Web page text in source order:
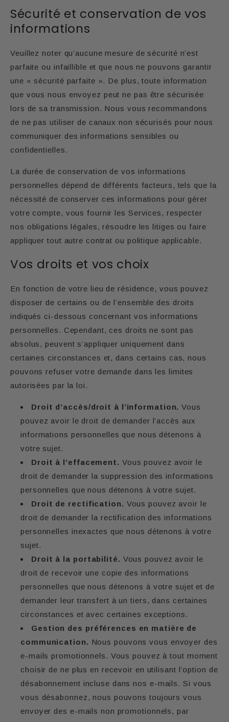
Sécurité et conservation de vos
informations
Veuillez noter qu’aucune mesure de sécurité n’est
parfaite ou infaillible et que nous ne pouvons garantir
une « sécurité parfaite ». De plus, toute information
que vous nous envoyez peut ne pas être sécurisée
lors de sa transmission. Nous vous recommandons
de ne pas utiliser de canaux non sécurisés pour nous
communiquer des informations sensibles ou
confidentielles.
La durée de conservation de vos informations
personnelles dépend de différents facteurs, tels que la
nécessité de conserver ces informations pour gérer
votre compte, vous fournir les Services, respecter
nos obligations légales, résoudre les litiges ou faire
appliquer tout autre contrat ou politique applicable.
Vos droits et vos choix
En fonction de votre lieu de résidence, vous pouvez
disposer de certains ou de l’ensemble des droits
indiqués ci-dessous concernant vos informations
personnelles. Cependant, ces droits ne sont pas
absolus, peuvent s’appliquer uniquement dans
certaines circonstances et, dans certains cas, nous
pouvons refuser votre demande dans les limites
autorisées par la loi.
Droit d’accès/droit à l’information. Vous
pouvez avoir le droit de demander l’accès aux
informations personnelles que nous détenons à
votre sujet.
Droit à l’effacement. Vous pouvez avoir le
droit de demander la suppression des informations
personnelles que nous détenons à votre sujet.
Droit de rectification. Vous pouvez avoir le
droit de demander la rectification des informations
personnelles inexactes que nous détenons à votre
sujet.
Droit à la portabilité. Vous pouvez avoir le
droit de recevoir une copie des informations
personnelles que nous détenons à votre sujet et de
demander leur transfert à un tiers, dans certaines
circonstances et avec certaines exceptions.
Gestion des préférences en matière de
communication. Nous pouvons vous envoyer des
e-mails promotionnels. Vous pouvez à tout moment
choisir de ne plus en recevoir en utilisant l’option de
désabonnement incluse dans nos e-mails. Si vous
vous désabonnez, nous pouvons toujours vous
envoyer des e-mails non promotionnels, par